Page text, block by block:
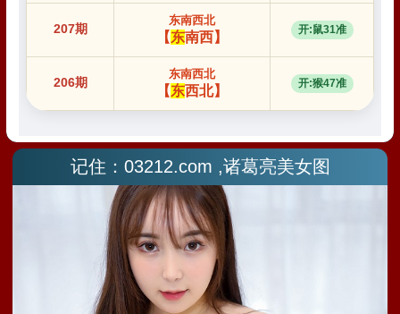
记住：03212.com ,诸葛亮美女图